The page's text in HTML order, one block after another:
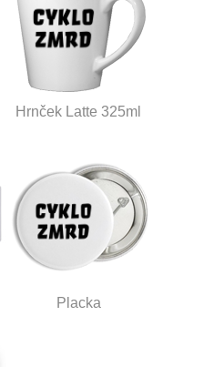
Hrnček Latte 325ml
Placka